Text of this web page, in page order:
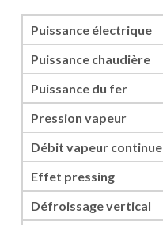
Puissance électrique
Puissance chaudière
Puissance du fer
Pression vapeur
Débit vapeur continue
Effet pressing
Défroissage vertical